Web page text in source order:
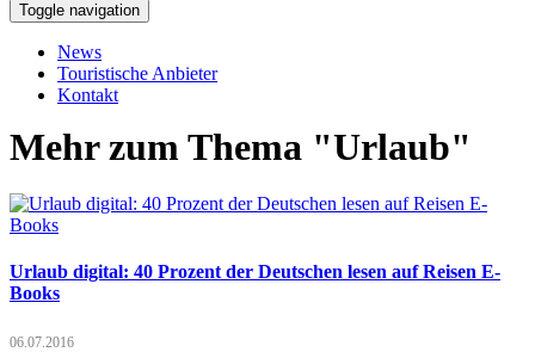
Toggle navigation
News
Touristische Anbieter
Kontakt
Mehr zum Thema "Urlaub"
Urlaub digital: 40 Prozent der Deutschen lesen auf Reisen E-
Books
06.07.2016